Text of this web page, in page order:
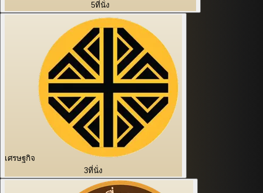
5ที่นั่ง
เศรษฐกิจ
3ที่นั่ง